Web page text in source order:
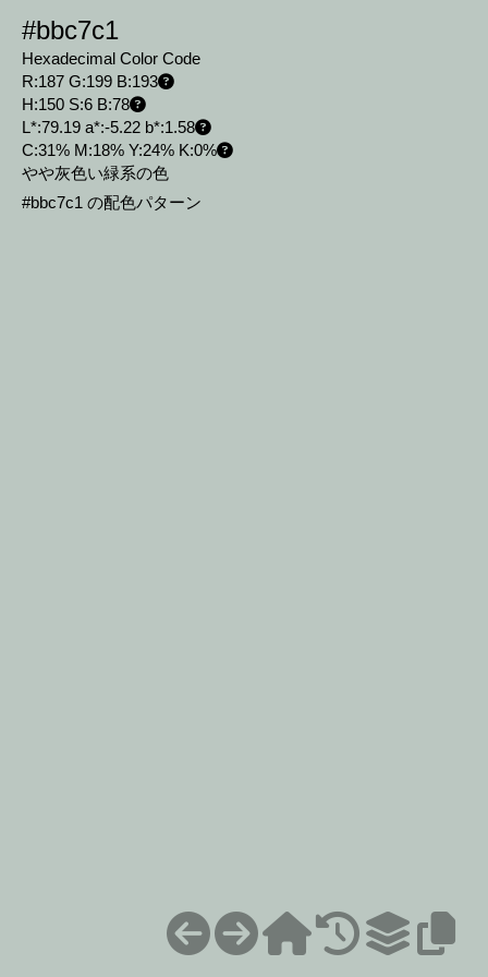
#bbc7c1
Hexadecimal Color Code
R:187 G:199 B:193
H:150 S:6 B:78
L*:79.19 a*:-5.22 b*:1.58
C:31% M:18% Y:24% K:0%
やや灰色い緑系の色
#bbc7c1 の配色パターン